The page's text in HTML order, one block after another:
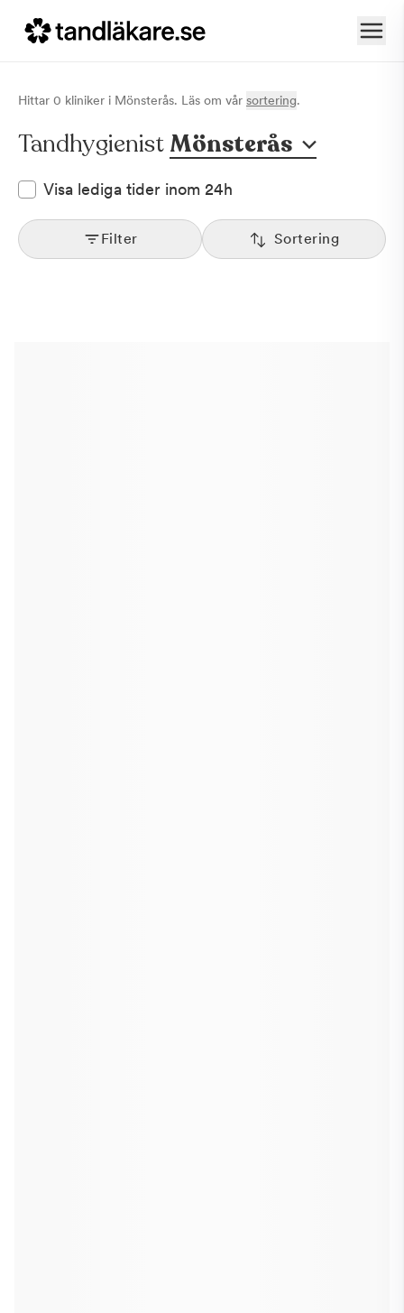
Hittar 0 kliniker i Mönsterås. Läs om vår sortering.
Tandhygienist Mönsterås
Visa lediga tider inom 24h
Filter Sortering